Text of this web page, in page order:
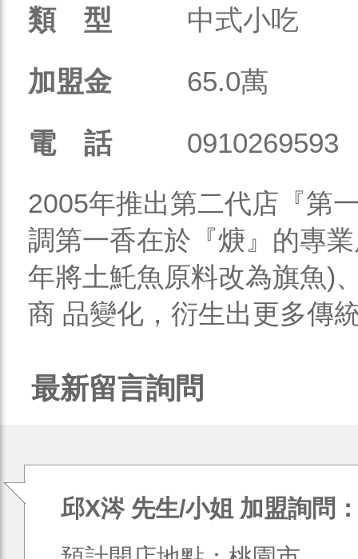
類 型
中式小吃
加盟金
65.0萬
電 話
0910269593
2005年推出第二代店『第
調第一香在於『焿』的專
年將土魠魚原料改為旗魚)
商 品變化，衍生出更多傳
最新留言詢問
邱X涔 先生/小姐 加盟詢問